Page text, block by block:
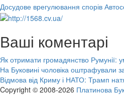
Досудове врегулювання спорів
Ваші коментарі
Як отримати громадянство
На Буковині чоловіка оштрафували
Відмова від Криму і НАТО: Трамп
Copyright © 2008-2026 Платинова